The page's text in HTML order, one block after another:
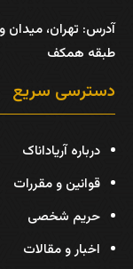
آدرس:
طبقه همکف
دسترسی سریع
درباره آریاداناک
قوانین و مقررات
حریم شخصی
اخبار و مقالات